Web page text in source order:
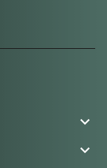

